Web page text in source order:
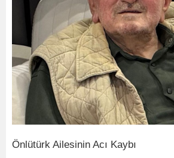
Önlütürk Ailesinin Acı Kaybı